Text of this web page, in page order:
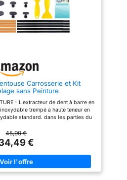
économique pour l'extraction et
le lissage des bosses.
Carrosserie et Kit
sans Peinture
- L'extracteur de dent à barre en
trempé à haute teneur en
standard. dans les parties du
peut éviter d'endommager la
marteau en caoutchouc adapté aux
bon emballage en caoutchouc.
- En utilisant le principe de
l'extracteur de dent est
de pont de dent avec un pont arqué
45,99 €
€